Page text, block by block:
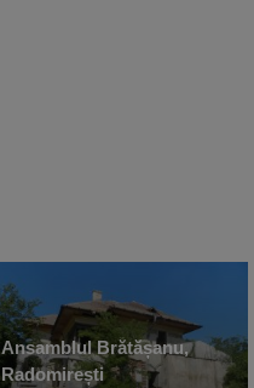
Ansamblul Brătășanu,
Radomirești